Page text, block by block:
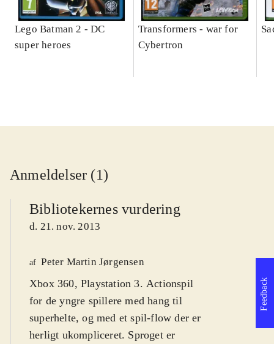
Lego Batman 2 - DC
super heroes
Transformers - war for
Cybertron
Anmeldelser (1)
Bibliotekernes vurdering
d. 21. nov. 2013
af Peter Martin Jørgensen
Xbox 360, Playstation 3. Actionspil
for de yngre spillere med hang til
superhelte, og med et spil-flow der er
herligt ukompliceret. Sproget er
Feedback